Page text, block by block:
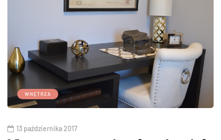
WNĘTRZA
13 października 2017